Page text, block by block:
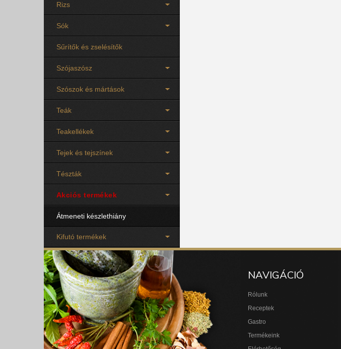
Rizs
Sók
Sűrítők és zselésítők
Szójaszósz
Szószok és mártások
Teák
Teakellékek
Tejek és tejszínek
Tészták
Akciós termékek
Átmeneti készlethiány
Kifutó termékek
NAVIGÁCIÓ
Rólunk
Receptek
Gastro
Termékeink